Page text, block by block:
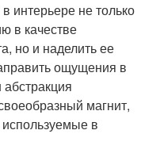
интерьере не только
в качестве
но и наделить ее
ощущения в
магнит,
в